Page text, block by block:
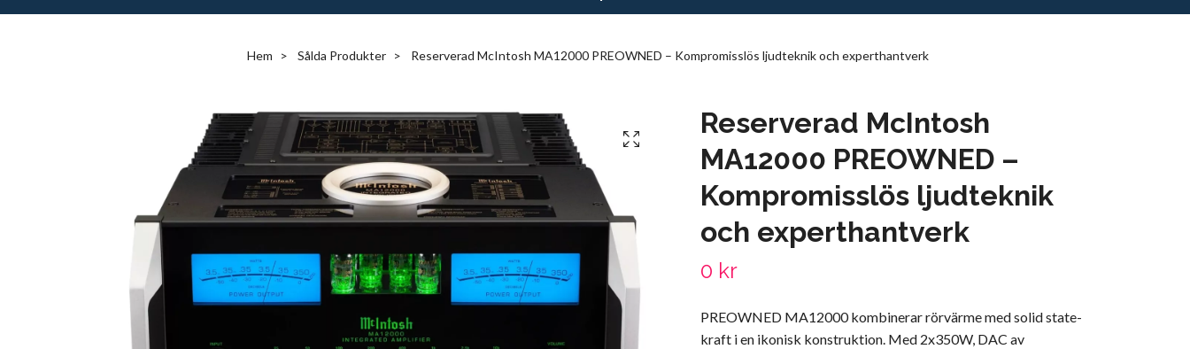
Hem Sålda Produkter Reserverad McIntosh MA12000 PREOWNED – Kompromisslös ljudteknik och experthantverk
Reserverad McIntosh
MA12000 PREOWNED –
Kompromisslös ljudteknik
och experthantverk
0 kr
PREOWNED MA12000 kombinerar rörvärme med solid state-
kraft i en ikonisk konstruktion. Med 2x350W, DAC av